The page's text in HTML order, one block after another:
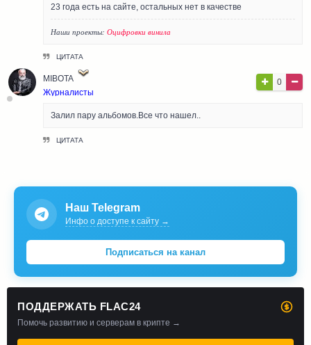
23 года есть на сайте, остальных нет в качестве
Наши проекты: Оцифровки винила
ЦИТАТА
MIBOTA
Журналисты
0
Залил пару альбомов.Все что нашел..
ЦИТАТА
Наш Telegram
Инфо о доступе к сайту →
Подписаться на канал
ПОДДЕРЖАТЬ FLAC24
Помочь развитию и серверам в крипте →